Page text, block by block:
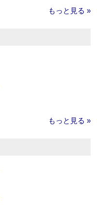
もっと見る »
もっと見る »